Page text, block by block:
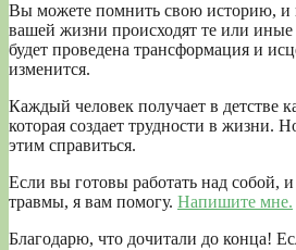
Вы можете помнить свою историю, и
вашей жизни происходят те или
будет проведена трансформация и
изменится.
Каждый человек получает в детстве
которая создает трудности в жизни.
этим справиться.
Если вы готовы работать над собой,
травмы, я вам помогу. Напишите мне.
Благодарю, что дочитали до конца!